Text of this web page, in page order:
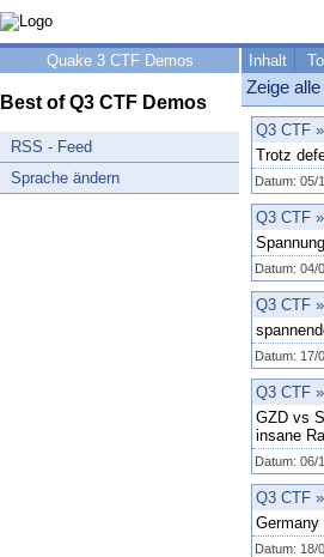
Quake 3 CTF Demos
Best of Q3 CTF Demos
RSS - Feed
Sprache ändern
Inhalt
Zeige
Q3 CTF »
Trotz
Datum: 05/
Q3 CTF »
Datum: 04/
Q3 CTF »
Datum: 17/
Q3 CTF »
GZD vs
insane
Datum: 06/
Q3 CTF »
Germany
Datum: 18/